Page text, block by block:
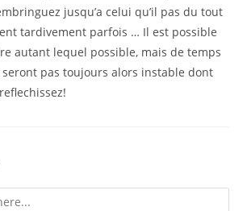
jusqu’a celui qu’il pas du tout
tardivement parfois … Il est possible
autant lequel possible, mais de temps
pas toujours alors instable dont